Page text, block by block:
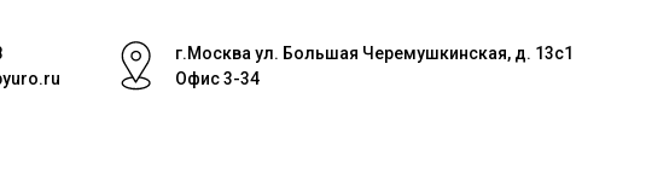
г.Москва ул. Большая Черемушкинская, д. 13с1
Офис 3-34